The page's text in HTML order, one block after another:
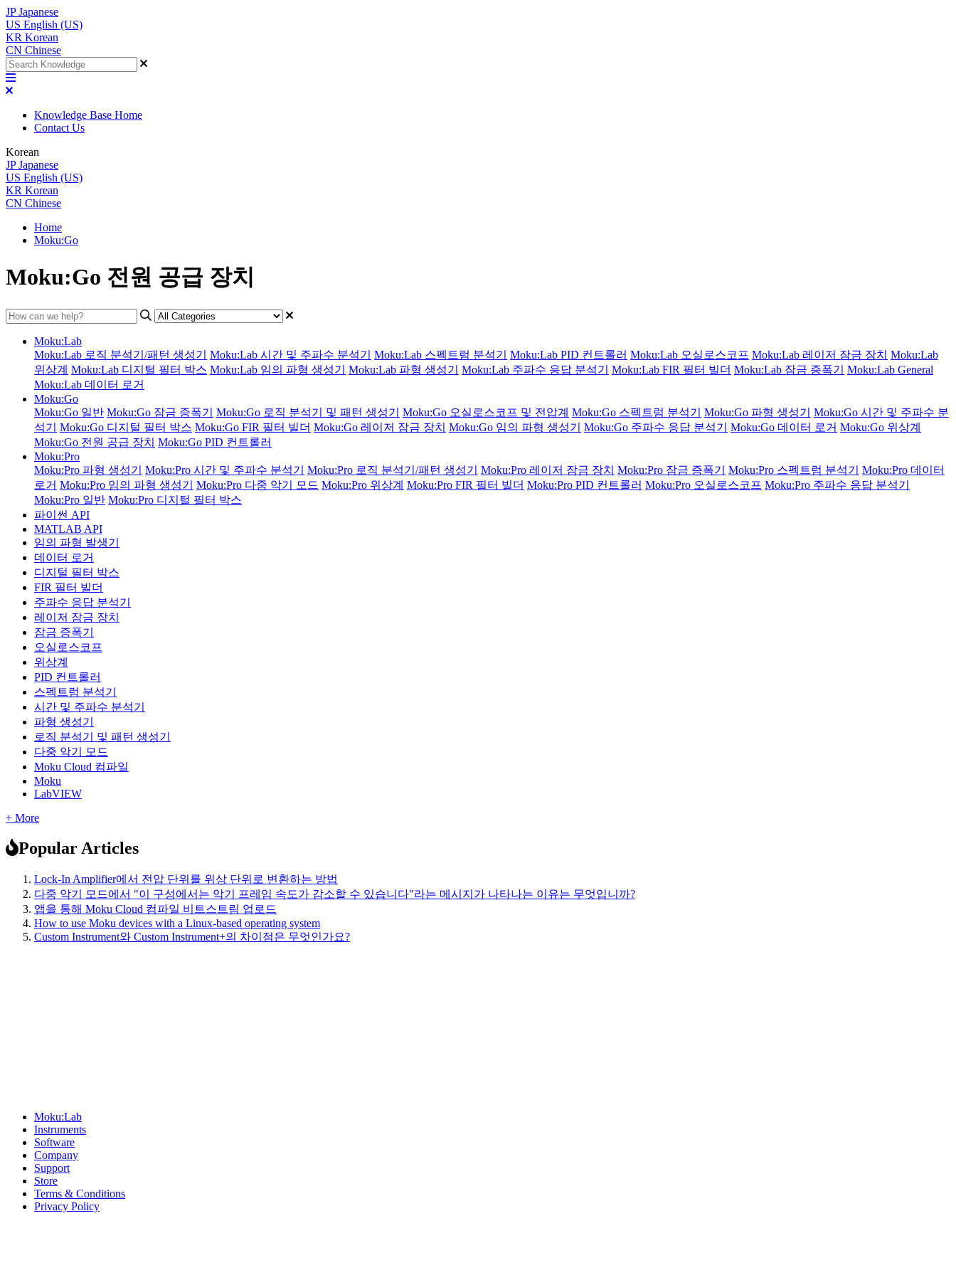
JP Japanese
US English (US)
KR Korean
CN Chinese
Knowledge Base Home
Contact Us
Korean
JP Japanese
US English (US)
KR Korean
CN Chinese
Home
Moku:Go
Moku:Go 전원 공급 장치
Moku:Lab
Moku:Lab 로직 분석기/패턴 생성기
Moku:Lab 시간 및 주파수 분석기 Moku:Lab 스펙트럼 분석기 Moku:Lab PID 컨트롤러 Moku:Lab 오실로스코프 Moku:Lab 레이저 잠금 장치 Moku:Lab
위상계 Moku:Lab 디지털 필터 박스 Moku:Lab 임의 파형 생성기 Moku:Lab 파형 생성기 Moku:Lab 주파수 응답 분석기 Moku:Lab FIR 필터 빌더 Moku:Lab 잠금 증폭기
Moku:Lab General
Moku:Lab 데이터 로거
Moku:Go
Moku:Go 일반 Moku:Go 잠금 증폭기 Moku:Go 로직 분석기 및 패턴 생성기 Moku:Go 오실로스코프 및 전압계 Moku:Go 스펙트럼 분석기 Moku:Go 파형 생성기
Moku:Go 시간 및 주파수 분
석기
Moku:Go 디지털 필터 박스 Moku:Go FIR 필터 빌더 Moku:Go 레이저 잠금 장치 Moku:Go 임의 파형 생성기 Moku:Go 주파수 응답 분석기 Moku:Go 데이터 로거 Moku:Go 위상계
Moku:Go 전원 공급 장치 Moku:Go PID 컨트롤러
Moku:Pro
Moku:Pro 파형 생성기
Moku:Pro 시간 및 주파수 분석기 Moku:Pro 로직 분석기/패턴 생성기 Moku:Pro 레이저 잠금 장치 Moku:Pro 잠금 증폭기 Moku:Pro 스펙트럼 분석기
Moku:Pro 데이터
로거 Moku:Pro 임의 파형 생성기 Moku:Pro 다중 악기 모드 Moku:Pro 위상계 Moku:Pro FIR 필터 빌더 Moku:Pro PID 컨트롤러 Moku:Pro 오실로스코프 Moku:Pro 주파수 응답 분석기
Moku:Pro 일반 Moku:Pro 디지털 필터 박스
파이썬 API
MATLAB API
임의 파형 발생기
데이터 로거
디지털 필터 박스
FIR 필터 빌더
주파수 응답 분석기
레이저 잠금 장치
잠금 증폭기
오실로스코프
위상계
PID 컨트롤러
스펙트럼 분석기
시간 및 주파수 분석기
파형 생성기
로직 분석기 및 패턴 생성기
다중 악기 모드
Moku Cloud 컴파일
Moku
LabVIEW
+ More
Popular Articles
Lock-In Amplifier에서 전압 단위를 위상 단위로 변환하는 방법
다중 악기 모드에서 "이 구성에서는 악기 프레임 속도가 감소할 수 있습니다"라는 메시지가 나타나는 이유는 무엇입니까?
앱을 통해 Moku Cloud 컴파일 비트스트림 업로드
How to use Moku devices with a Linux-based operating system
Custom Instrument와 Custom Instrument+의 차이점은 무엇인가요?
Moku:Lab
Instruments
Software
Company
Support
Store
Terms & Conditions
Privacy Policy